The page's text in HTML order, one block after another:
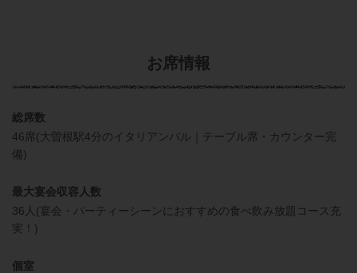
お席情報
総席数
46席(大曽根駅4分のイタリアンバル｜テーブル席・カウンター完
備)
最大宴会収容人数
36人(宴会・パーティーシーンにおすすめの食べ飲み放題コース充
実！)
個室